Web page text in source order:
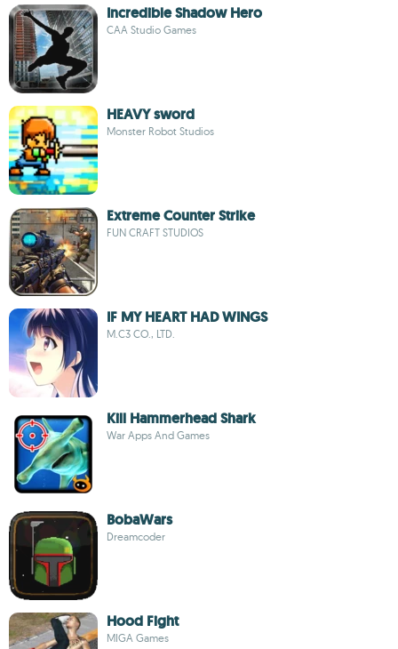
Incredible Shadow Hero
CAA Studio Games
HEAVY sword
Monster Robot Studios
Extreme Counter Strike
FUN CRAFT STUDIOS
IF MY HEART HAD WINGS
M.C3 CO., LTD.
Kill Hammerhead Shark
War Apps And Games
BobaWars
Dreamcoder
Hood Fight
MIGA Games